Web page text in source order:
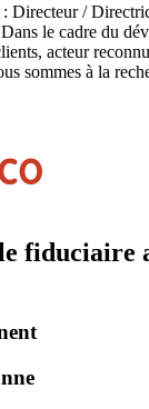
Directeur /
le cadre du
acteur
sommes à la
fiduciaire